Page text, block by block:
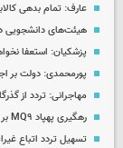
عارف: تمام بدهی
هیئت‌های دانشجویی
پزشکیان: استعفا
پورمحمدی: دولت بر
مهاجرانی: تردد از گذرگاه
رهگیری پهپاد MQ۹ بر فراز تنگه هرمز
تسهیل تردد اتباع